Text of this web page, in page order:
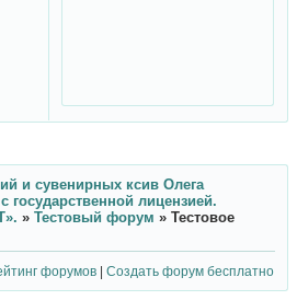
и сувенирных ксив Олега
государственной лицензией.
» Тестовый форум » Тестовое
форумов |Создать форум бесплатно